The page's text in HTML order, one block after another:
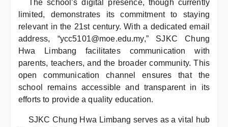
The school’s digital presence, though currently
limited, demonstrates its commitment to staying
relevant in the 21st century. With a dedicated email
address, “ycc5101@moe.edu.my,” SJKC Chung
Hwa Limbang facilitates communication with
parents, teachers, and the broader community. This
open communication channel ensures that the
school remains accessible and transparent in its
efforts to provide a quality education.
SJKC Chung Hwa Limbang serves as a vital hub